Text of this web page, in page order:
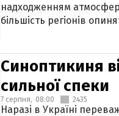
надходженням
більшість регіонів
Синоптикиня
сильної спеки
7 серпня, 08:00 2435
Наразі в Україні